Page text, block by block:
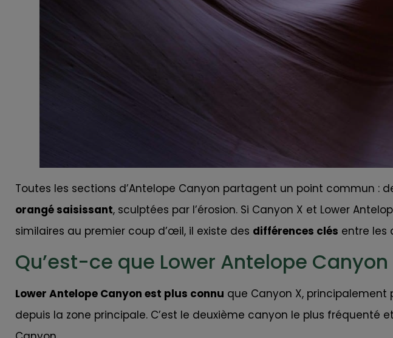
Toutes les sections d’Antelope Canyon partagent un point commun :
orangé saisissant, sculptées par l’érosion. Si Canyon X et Lower
similaires au premier coup d’œil, il existe des différences clés entre les
Qu’est-ce que Lower Antelope Canyon
Lower Antelope Canyon est plus connu que Canyon X, principalement
depuis la zone principale. C’est le deuxième canyon le plus fréquenté